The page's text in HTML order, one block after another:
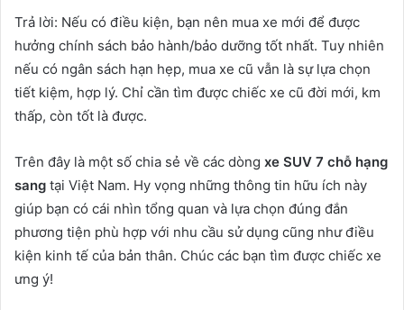
Trả lời: Nếu có điều kiện, bạn nên mua xe mới để được
hưởng chính sách bảo hành/bảo dưỡng tốt nhất. Tuy nhiên
nếu có ngân sách hạn hẹp, mua xe cũ vẫn là sự lựa chọn
tiết kiệm, hợp lý. Chỉ cần tìm được chiếc xe cũ đời mới, km
thấp, còn tốt là được.
Trên đây là một số chia sẻ về các dòng xe SUV 7 chỗ hạng
sang tại Việt Nam. Hy vọng những thông tin hữu ích này
giúp bạn có cái nhìn tổng quan và lựa chọn đúng đắn
phương tiện phù hợp với nhu cầu sử dụng cũng như điều
kiện kinh tế của bản thân. Chúc các bạn tìm được chiếc xe
ưng ý!